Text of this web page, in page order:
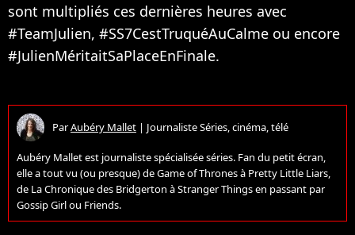
sont multipliés ces dernières heures avec
#TeamJulien, #SS7CestTruquéAuCalme ou encore
#JulienMéritaitSaPlaceEnFinale.
ParAubéry Mallet | Journaliste Séries, cinéma, télé
Aubéry Mallet est journaliste spécialisée séries. Fan du petit écran,
elle a tout vu (ou presque) de Game of Thrones à Pretty Little Liars,
de La Chronique des Bridgerton à Stranger Things en passant par
Gossip Girl ou Friends.